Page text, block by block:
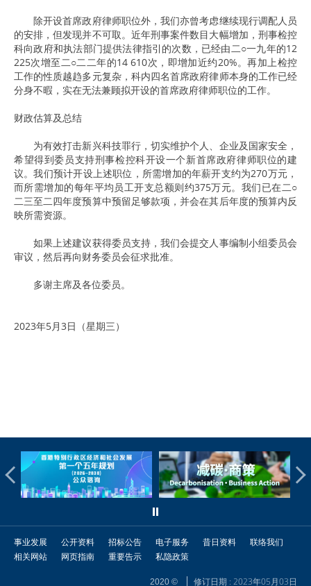
除开设首席政府律师职位外，我们亦曾考虑继续现行调配人员
的安排，但发现并不可取。近年刑事案件数目大幅增加，刑事检控
科向政府和执法部门提供法律指引的次数，已经由二○一九年的12
225次增至二○二二年的14 610次，即增加近约20%。再加上检控
工作的性质越趋多元复杂，科内四名首席政府律师本身的工作已经
分身不暇，实在无法兼顾拟开设的首席政府律师职位的工作。
财政估算及总结
为有效打击新兴科技罪行，切实维护个人、企业及国家安全，
希望得到委员支持刑事检控科开设一个新首席政府律师职位的建
议。我们预计开设上述职位，所需增加的年薪开支约为270万元，
而所需增加的每年平均员工开支总额则约375万元。我们已在二○
二三至二四年度预算中预留足够款项，并会在其后年度的预算内反
映所需资源。
如果上述建议获得委员支持，我们会提交人事编制小组委员会
审议，然后再向财务委员会征求批准。
多谢主席及各位委员。
2023年5月3日（星期三）
事业发展 公开资料 招标公告 电子服务 昔日资料
联络我们
相关网站
网页指南 重要告示 私隐政策
2020 © 修订日期 : 2023年05月03日